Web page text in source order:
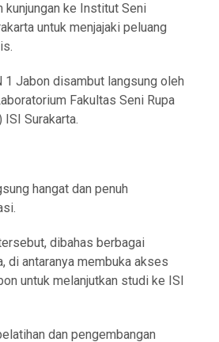
kunjungan ke Institut Seni
untuk menjajaki peluang
1 Jabon disambut langsung oleh
Fakultas Seni Rupa
ISI Surakarta.
hangat dan penuh
dibahas berbagai
di antaranya membuka akses
untuk melanjutkan studi ke ISI
dan pengembangan